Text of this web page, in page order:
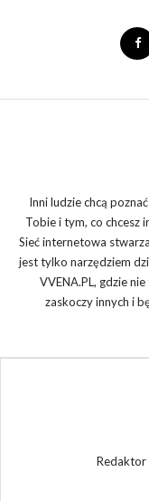
Inni ludzie chcą
Tobie i tym, co chcesz
Sieć internetowa
jest tylko narzędziem
VVENA.PL, gdzie
zaskoczy innych i
Redaktor